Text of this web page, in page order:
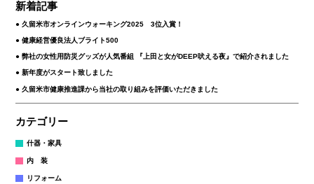
新着記事
久留米市オンラインウォーキング2025 3位入賞！
健康経営優良法人ブライト500
弊社の女性用防災グッズが人気番組 『上田と女がDEEP吠える夜』で紹介されました
新年度がスタート致しました
久留米市健康推進課から当社の取り組みを評価いただきました
カテゴリー
什器・家具
内 装
リフォーム